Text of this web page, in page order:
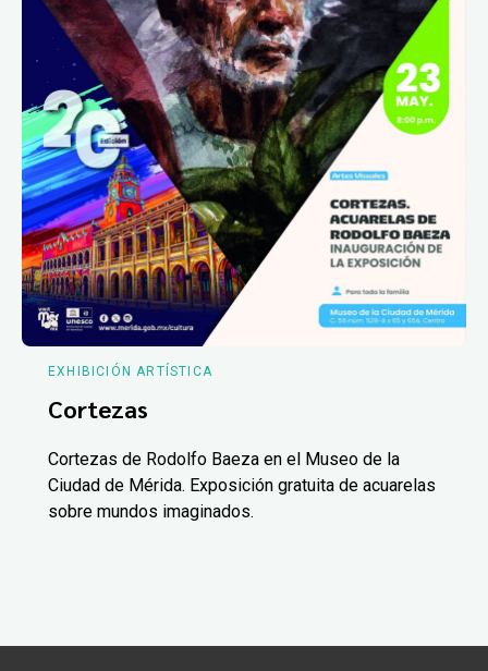
EXHIBICIÓN ARTÍSTICA
Cortezas
Cortezas de Rodolfo Baeza en el Museo de la
Ciudad de Mérida. Exposición gratuita de acuarelas
sobre mundos imaginados.